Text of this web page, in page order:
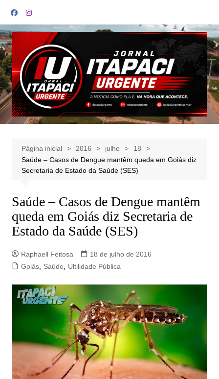
para
o
conteúdo
Página inicial 2016 julho
18
Saúde – Casos de Dengue mantêm queda em Goiás diz
Secretaria de Estado da Saúde (SES)
Saúde – Casos de Dengue mantêm
queda em Goiás diz Secretaria de
Estado da Saúde (SES)
Raphaell Feitosa
18 de julho de 2016
Goiás, Saúde, Ultilidade Pública